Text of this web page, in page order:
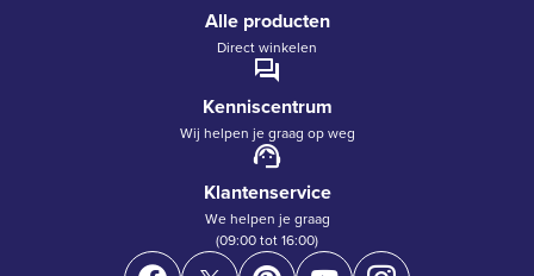
Alle producten
Direct winkelen
Kenniscentrum
Wij helpen je graag op weg
Klantenservice
We helpen je graag
(09:00 tot 16:00)